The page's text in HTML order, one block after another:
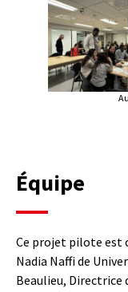
Équipe
Ce projet pilote est
Nadia Naffi de
Beaulieu, Directrice